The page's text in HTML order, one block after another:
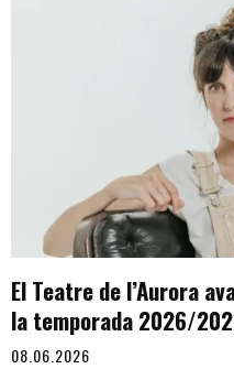
El Teatre de l’Aurora
la temporada 2026/
08.06.2026